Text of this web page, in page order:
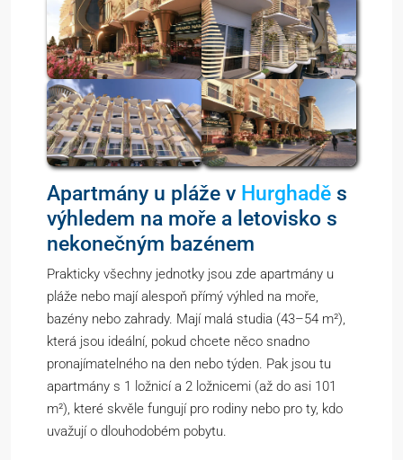
Apartmány u pláže v Hurghadě s
výhledem na moře a letovisko s
nekonečným bazénem
Prakticky všechny jednotky jsou zde apartmány u
pláže nebo mají alespoň přímý výhled na moře,
bazény nebo zahrady. Mají malá studia (43–54 m²),
která jsou ideální, pokud chcete něco snadno
pronajímatelného na den nebo týden. Pak jsou tu
apartmány s 1 ložnicí a 2 ložnicemi (až do asi 101
m²), které skvěle fungují pro rodiny nebo pro ty, kdo
uvažují o dlouhodobém pobytu.